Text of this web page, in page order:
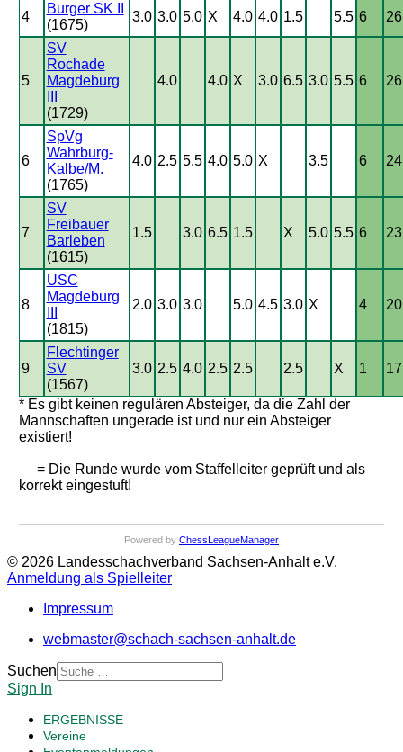
4
Burger SK II
(1675)
3.0 3.0 5.0 X 4.0 4.0 1.5 5.5 6
5
SV
Rochade
Magdeburg
(1729)
4.0 4.0 X 3.0 6.5 3.0 5.5 6
6
SpVg
Wahrburg-
Kalbe/M.
(1765)
4.0 2.5 5.5 4.0 5.0 X 3.5 6
7
SV
Freibauer
Barleben
(1615)
1.5 3.0 6.5 1.5 X 5.0 5.5 6
8
USC
Magdeburg
(1815)
2.0 3.0 3.0 5.0 4.5 3.0 X 4
9
Flechtinger
SV
(1567)
3.0 2.5 4.0 2.5 2.5 2.5 X 1
* Es gibt keinen regulären Absteiger, da die Zahl der
Mannschaften ungerade ist und nur ein Absteiger
existiert!
= Die Runde wurde vom Staffelleiter geprüft und als
korrekt eingestuft!
Powered by ChessLeagueManager
© 2026 Landesschachverband Sachsen-Anhalt e.V.
Anmeldung als Spielleiter
Impressum
webmaster@schach-sachsen-anhalt.de
Suchen
Sign In
ERGEBNISSE
Vereine